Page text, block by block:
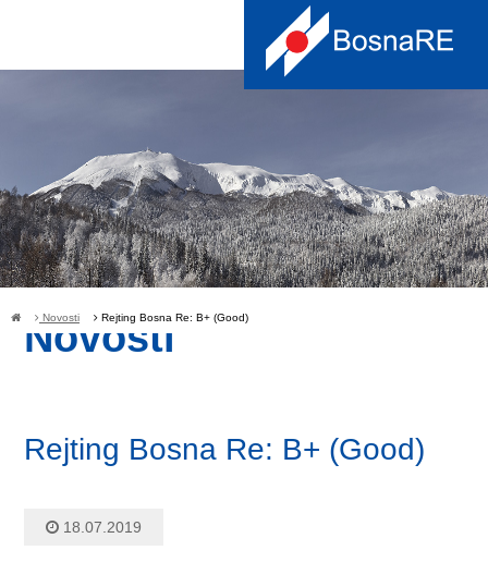
Novosti Rejting Bosna Re: B+ (Good)
Novosti
Rejting Bosna Re: B+ (Good)
18.07.2019